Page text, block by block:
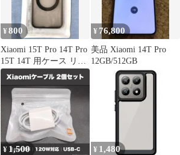
¥800
Xiaomi 15T Pro 14T Pro
15T 14T 用ケース リン
グ付
¥ 76,800
美品 Xiaomi 14T Pro
12GB/512GB
¥ 1,500 ¥ 1,480